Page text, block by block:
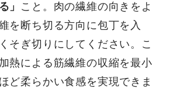
」 こと。肉の繊維の向きをよ
を断ち切る方向に包丁を入
そぎ切りにしてください。こ
熱による筋繊維の収縮を最小
ど柔らかい食感を実現できま